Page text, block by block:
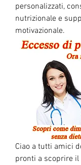
personalizzati,
nutrizionale e
motivazionale.
Ciao a tutti amici
pronti a scoprire il